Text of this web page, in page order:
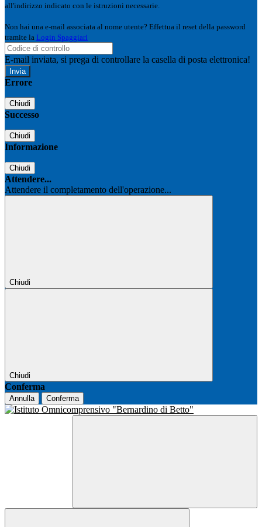
all'indirizzo indicato con le istruzioni necessarie.
Non hai una e-mail associata al nome utente? Effettua il reset della password
tramite la Login Spaggiari
E-mail inviata, si prega di controllare la casella di posta elettronica!
Errore
Chiudi
Successo
Chiudi
Informazione
Chiudi
Attendere...
Attendere il completamento dell'operazione...
Chiudi
Chiudi
Conferma
Annulla Conferma